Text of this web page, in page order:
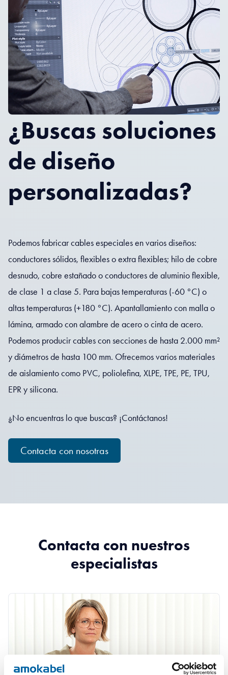
¿Buscas soluciones
de diseño
personalizadas?
Podemos fabricar cables especiales en varios diseños:
conductores sólidos, flexibles o extra flexibles; hilo de cobre
desnudo, cobre estañado o conductores de aluminio flexible,
de clase 1 a clase 5. Para bajas temperaturas (-60 °C) o
altas temperaturas (+180 °C). Apantallamiento con malla o
lámina, armado con alambre de acero o cinta de acero.
Podemos producir cables con secciones de hasta 2.000 mm²
y diámetros de hasta 100 mm. Ofrecemos varios materiales
de aislamiento como PVC, poliolefina, XLPE, TPE, PE, TPU,
EPR y silicona.
¿No encuentras lo que buscas? ¡Contáctanos!
Contacta con nosotras
Contacta con nuestros
especialistas